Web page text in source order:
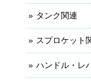
タンク関連
スプロケット
ハンドル・レ